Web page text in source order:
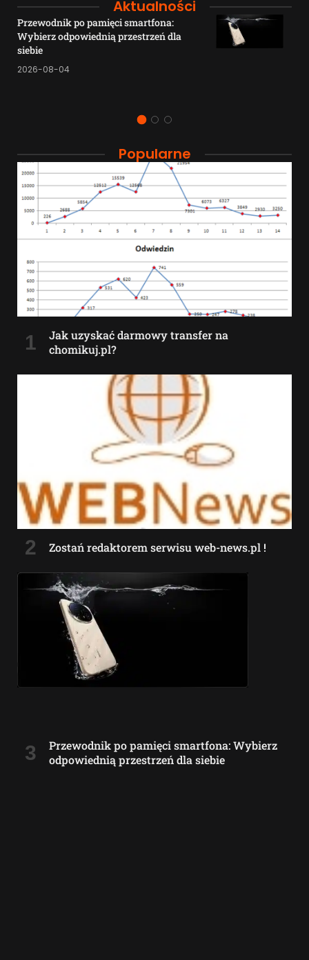
Aktualności
Przewodnik po pamięci smartfona:
Wybierz odpowiednią przestrzeń dla
siebie
2026-08-04
Popularne
Jak uzyskać darmowy transfer na
chomikuj.pl?
Zostań redaktorem serwisu web-news.pl !
Przewodnik po pamięci smartfona: Wybierz
odpowiednią przestrzeń dla siebie